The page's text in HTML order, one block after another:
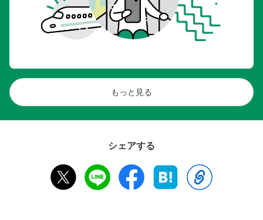
もっと見る
シェアする